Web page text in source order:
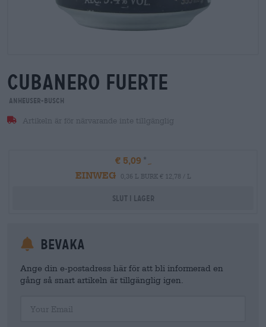
cubanero fuerte
Anheuser-Busch
Artikeln är för närvarande inte tillgänglig
€ 5,09
EINWEG
0,36 L BURK € 12,78 / L
Slut i lager
Bevaka
Ange din e-postadress här för att bli informerad en
gång så snart artikeln är tillgänglig igen.